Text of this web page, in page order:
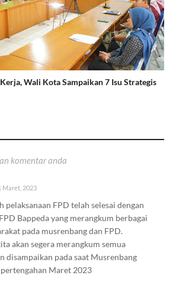
Wali Kota Sampaikan 7 Isu Strategis
komentar anda
Maret, 2023
FPD telah selesai dengan
Bappeda yang merangkum berbagai
pada musrenbang dan FPD.
akan segera merangkum semua
disampaikan pada saat Musrenbang
Maret 2023